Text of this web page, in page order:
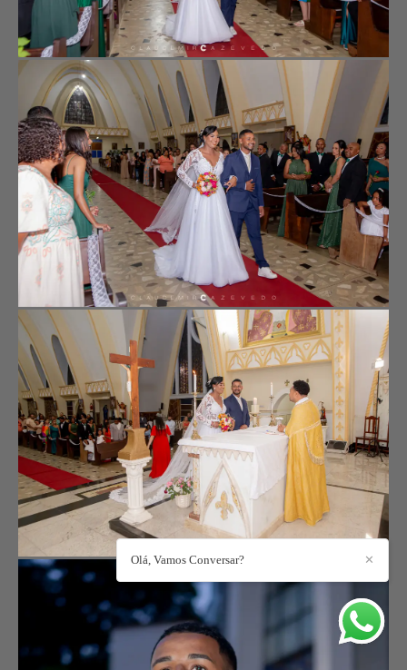
✕
Olá, Vamos Conversar?